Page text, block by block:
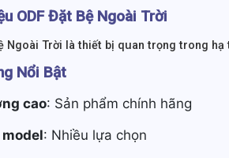
ODF Đặt Bệ Ngoài Trời
Ngoài Trời là thiết bị quan trọng trong
Nổi Bật
cao: Sản phẩm chính hãng
: Nhiều lựa chọn